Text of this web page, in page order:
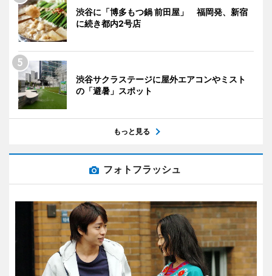
渋谷に「博多もつ鍋 前田屋」 福岡発、新宿
に続き都内2号店
渋谷サクラステージに屋外エアコンやミスト
の「避暑」スポット
もっと見る
フォトフラッシュ